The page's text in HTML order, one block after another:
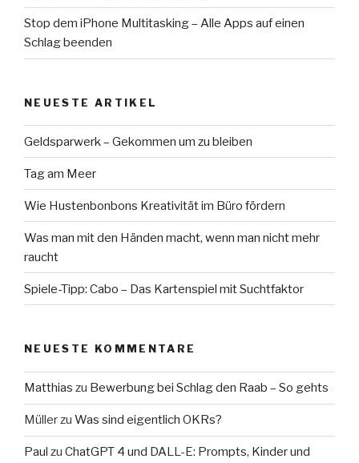
Stop dem iPhone Multitasking – Alle Apps auf einen
Schlag beenden
NEUESTE ARTIKEL
Geldsparwerk – Gekommen um zu bleiben
Tag am Meer
Wie Hustenbonbons Kreativität im Büro fördern
Was man mit den Händen macht, wenn man nicht mehr
raucht
Spiele-Tipp: Cabo – Das Kartenspiel mit Suchtfaktor
NEUESTE KOMMENTARE
Matthias zu Bewerbung bei Schlag den Raab – So gehts
Müllerzu Was sind eigentlich OKRs?
Paul zu ChatGPT 4 und DALL-E: Prompts, Kinder und